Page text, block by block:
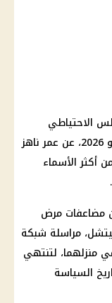
الاحتياطي
الفيدرالي الأمريكي، اليوم الإثنين 22 يونيو 2026، عن عمر ناهز
أكثر الأسماء
مضاعفات مرض
مراسلة شبكة
منزلهما، لتنتهي
السياسة